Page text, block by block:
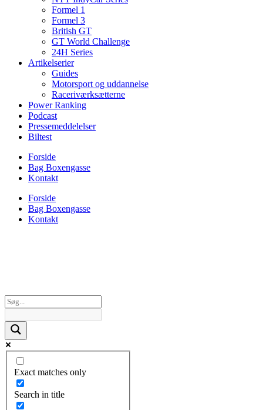
Formel 1
Formel 3
British GT
GT World Challenge
24H Series
Artikelserier
Guides
Motorsport og uddannelse
Raceriværksætterne
Power Ranking
Podcast
Pressemeddelelser
Biltest
Forside
Bag Boxengasse
Kontakt
Forside
Bag Boxengasse
Kontakt
Exact matches only
Search in title